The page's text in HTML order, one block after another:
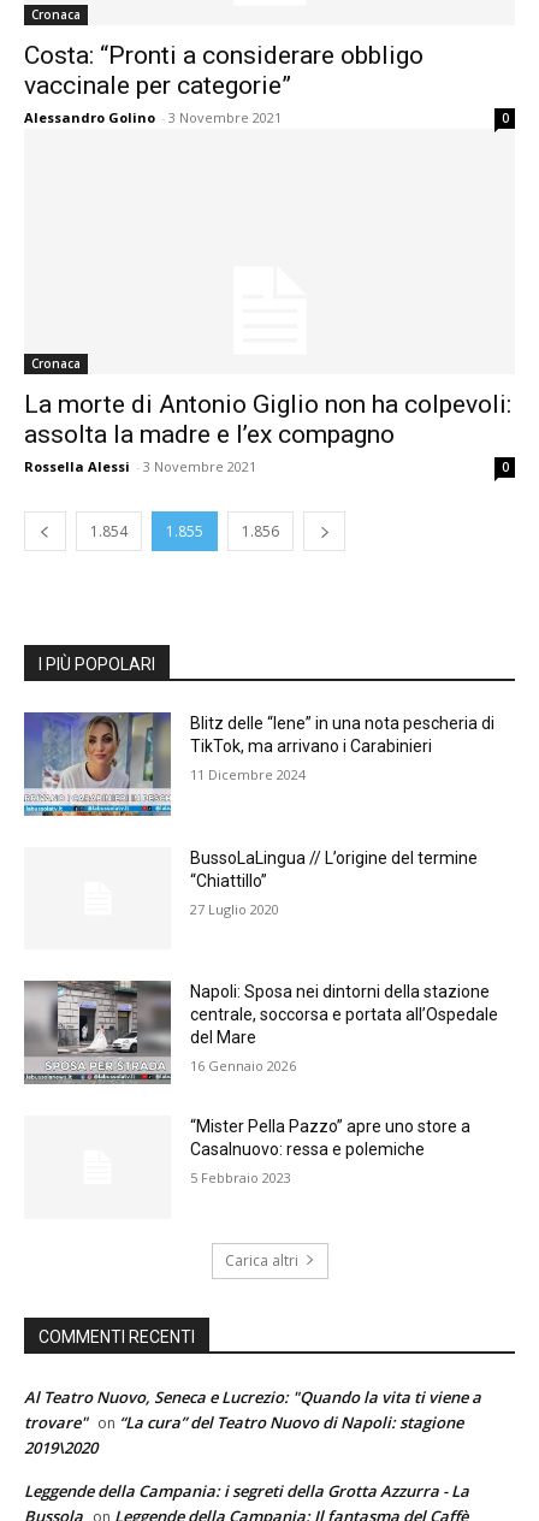
Cronaca
Costa: “Pronti a considerare obbligo
vaccinale per categorie”
Alessandro Golino - 3 Novembre 2021 0
Cronaca
La morte di Antonio Giglio non ha colpevoli:
assolta la madre e l’ex compagno
Rossella Alessi - 3 Novembre 2021 0
1.854 1.855 1.856
I PIÙ POPOLARI
Blitz delle “Iene” in una nota pescheria di
TikTok, ma arrivano i Carabinieri
11 Dicembre 2024
BussoLaLingua // L’origine del termine
“Chiattillo”
27 Luglio 2020
Napoli: Sposa nei dintorni della stazione
centrale, soccorsa e portata all’Ospedale
del Mare
16 Gennaio 2026
“Mister Pella Pazzo” apre uno store a
Casalnuovo: ressa e polemiche
5 Febbraio 2023
Carica altri
COMMENTI RECENTI
Al Teatro Nuovo, Seneca e Lucrezio: "Quando la vita ti viene a
trovare" on “La cura” del Teatro Nuovo di Napoli: stagione
2019\2020
Leggende della Campania: i segreti della Grotta Azzurra - La
Bussola on Leggende della Campania: Il fantasma del Caffè